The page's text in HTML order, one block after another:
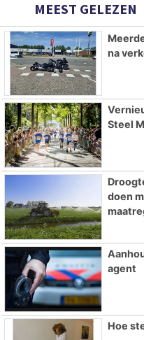
MEEST GELEZEN
na
Steel
doen
agent
Hoe